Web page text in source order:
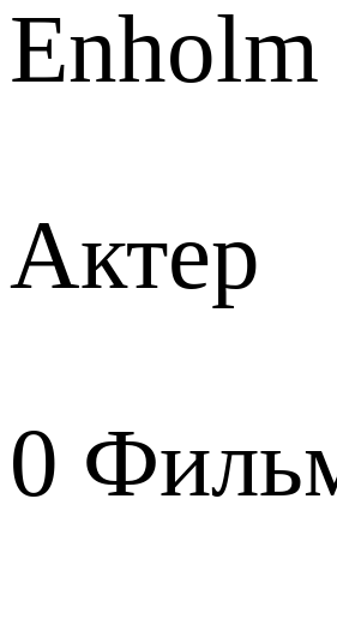
Enholm
Актер
0